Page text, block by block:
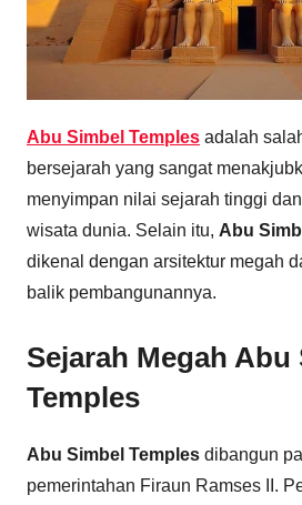
Abu Simbel Temples adalah
bersejarah yang sangat
menyimpan nilai sejarah tinggi
wisata dunia. Selain itu, Abu
dikenal dengan arsitektur megah
balik pembangunannya.
Sejarah Megah Abu
Temples
Abu Simbel Temples dibangun
pemerintahan Firaun Ramses II.